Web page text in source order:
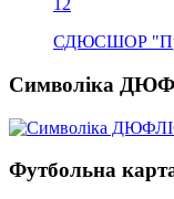
СДЮСШОР
Символіка
Футбольна